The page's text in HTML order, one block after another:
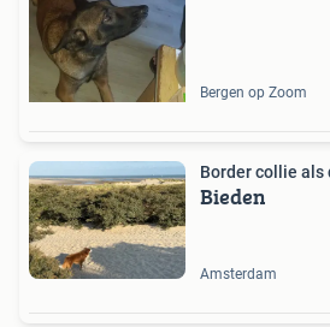
Bergen op Zoom
Border collie als
Bieden
Amsterdam